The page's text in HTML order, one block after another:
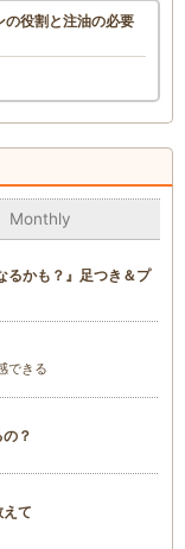
の役割と注油の必要
Monthly
るかも？』足つき＆プ
できる
？
て